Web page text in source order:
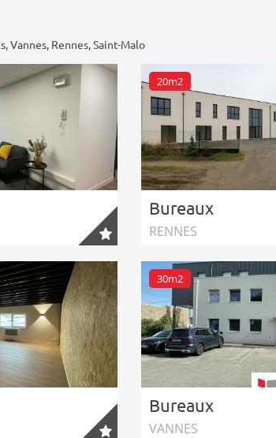
,Vannes, Rennes,Saint-Malo
20m2
Bureaux
RENNES
30m2
Bureaux
VANNES